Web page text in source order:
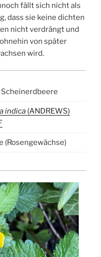
fällt sich nicht als
dass sie keine dichten
nicht verdrängt und
von später
wird.
indica(ANDREWS)
(Rosengewächse)